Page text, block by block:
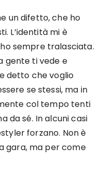
un difetto, che ho
L’identità mi è
sempre tralasciata.
gente ti vede e
detto che voglio
se stessi, ma in
col tempo tenti
da sé. In alcuni casi
forzano. Non è
gara, ma per come